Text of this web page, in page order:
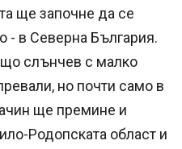
ще започне да се
- в Северна България.
слънчев с малко
но почти само в
ще премине и
Родопската област и